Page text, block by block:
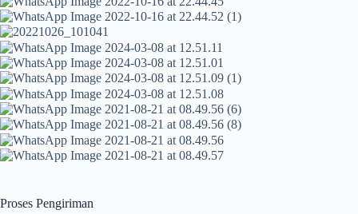
Proses Pengiriman